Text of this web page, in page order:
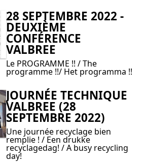
28 SEPTEMBRE 2022 -
DEUXIÈME
CONFÉRENCE
VALBREE
Le PROGRAMME !! / The
programme !!/ Het programma !!
JOURNÉE TECHNIQUE
VALBREE (28
SEPTEMBRE 2022)
Une journée recyclage bien
remplie ! / Een drukke
recyclagedag! / A busy recycling
day!